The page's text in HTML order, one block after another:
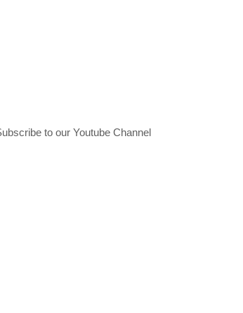
to our Youtube Channel